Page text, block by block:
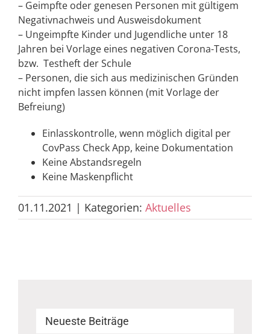
– Geimpfte oder genesen Personen mit gültigem
Negativnachweis und Ausweisdokument
– Ungeimpfte Kinder und Jugendliche unter 18
Jahren bei Vorlage eines negativen Corona-Tests,
bzw. Testheft der Schule
– Personen, die sich aus medizinischen Gründen
nicht impfen lassen können (mit Vorlage der
Befreiung)
Einlasskontrolle, wenn möglich digital per
CovPass Check App, keine Dokumentation
Keine Abstandsregeln
Keine Maskenpflicht
01.11.2021 | Kategorien: Aktuelles
Neueste Beiträge